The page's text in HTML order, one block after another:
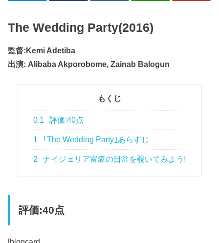
The Wedding Party(2016)
監督:Kemi Adetiba
出演: Alibaba Akporobome, Zainab Balogun
もくじ
0.1 評価:40点
1 ｢The Wedding Party｣あらすじ
2 ナイジェリア富豪の日常を覗いてみよう!
評価:40点